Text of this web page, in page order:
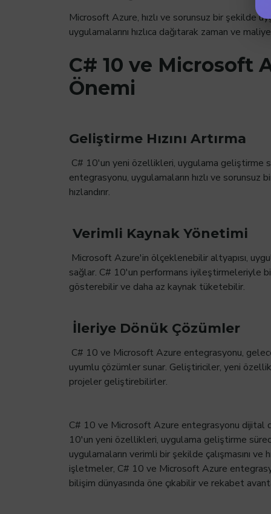
Microsoft Azure, hızlı ve sorunsuz bir şekilde
uygulamalarını hızlıca dağıtarak zaman ve
C# 10 ve Microsoft
Önemi
Geliştirme Hızını Artırma
C# 10'un yeni özellikleri, uygulama geliştirme
entegrasyonu, uygulamaların hızlı ve sorunsuz
hızlandırır.
Verimli Kaynak Yönetimi
Microsoft Azure'in ölçeklenebilir altyapısı,
sağlar. C# 10'un performans iyileştirmeleriyle
gösterebilir ve daha az kaynak tüketebilir.
İleriye Dönük Çözümler
C# 10 ve Microsoft Azure entegrasyonu,
uyumlu çözümler sunar. Geliştiriciler, yeni
projeler geliştirebilirler.
C# 10 ve Microsoft Azure entegrasyonu dijital
10'un yeni özellikleri, uygulama geliştirme
uygulamaların verimli bir şekilde çalışmasını ve
işletmeler, C# 10 ve Microsoft Azure
bilişim dünyasında öne çıkabilir ve rekabet